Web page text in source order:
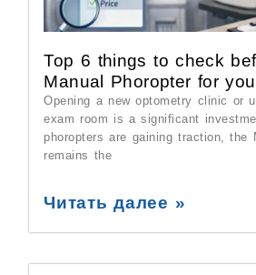
Top 6 things to check
Manual Phoropter for
Opening a new optometry clinic or
exam room is a significant
phoropters are gaining traction, the
remains the
Читать далее »